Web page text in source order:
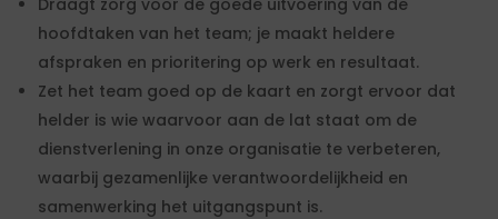
Draagt zorg voor de goede uitvoering van de
hoofdtaken van het team; je maakt heldere
afspraken en prioritering op werk en resultaat.
Zet het team goed op de kaart en zorgt ervoor dat
helder is wie waarvoor aan de lat staat om de
dienstverlening in onze organisatie te verbeteren,
waarbij gezamenlijke verantwoordelijkheid en
samenwerking het uitgangspunt is.